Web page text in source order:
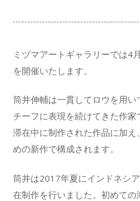
ミヅマアートギャラリーでは4
を開催いたします。
筒井伸輔は一貫してロウを用
チーフに表現を続けてきた作
滞在中に制作された作品に加
めの新作で構成されます。
筒井は2017年夏にインドネシ
在制作を行いました。初めて